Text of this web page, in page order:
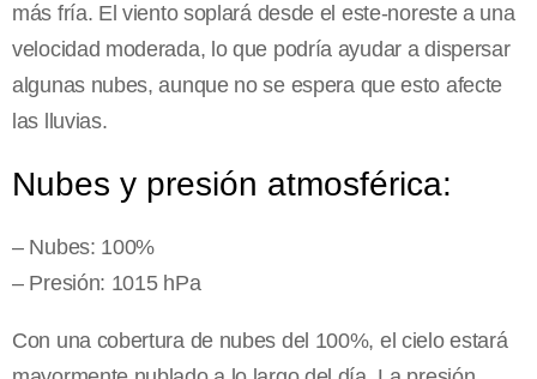
más fría. El viento soplará desde el este-noreste a una
velocidad moderada, lo que podría ayudar a dispersar
algunas nubes, aunque no se espera que esto afecte
las lluvias.
Nubes y presión atmosférica:
– Nubes: 100%
– Presión: 1015 hPa
Con una cobertura de nubes del 100%, el cielo estará